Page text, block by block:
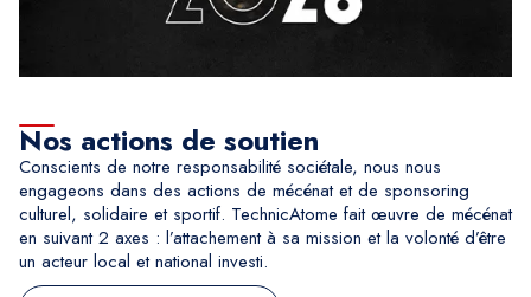
Nos actions de soutien
Conscients de notre responsabilité sociétale, nous nous
engageons dans des actions de mécénat et de sponsoring
culturel, solidaire et sportif. TechnicAtome fait œuvre de mécénat
en suivant 2 axes : l’attachement à sa mission et la volonté d’être
un acteur local et national investi.